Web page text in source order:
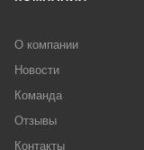
О компании
Новости
Команда
Отзывы
Контакты